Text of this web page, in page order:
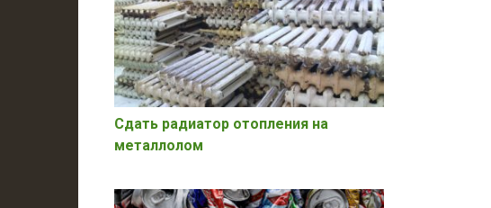
Сдать радиатор отопления на
металлолом